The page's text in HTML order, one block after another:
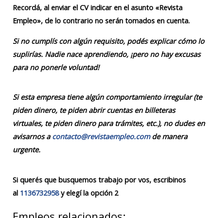
Recordá, al enviar el CV indicar en el asunto «Revista
Empleo», de lo contrario no serán tomados en cuenta.
Si no cumplís con algún requisito, podés explicar cómo lo
suplirías. Nadie nace aprendiendo, ¡pero no hay excusas
para no ponerle voluntad!
Si esta empresa tiene algún comportamiento irregular (te
piden dinero, te piden abrir cuentas en billeteras
virtuales, te piden dinero para trámites, etc.), no dudes en
avisarnos a contacto@revistaempleo.comde manera
urgente.
Si querés que busquemos trabajo por vos, escribinos
al 1136732958y elegí la opción 2